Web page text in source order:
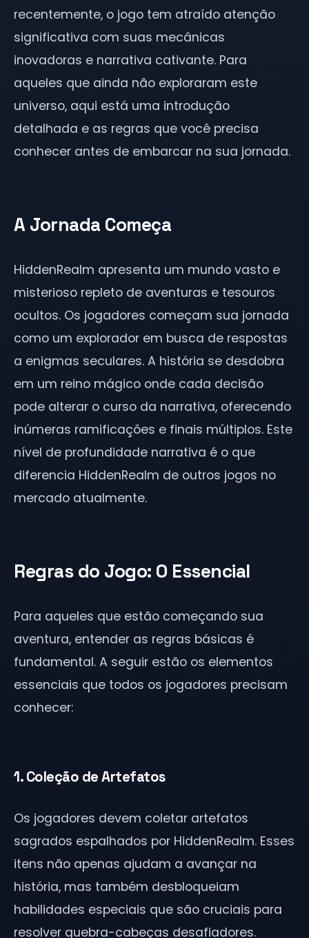
recentemente, o jogo tem atraído atenção
significativa com suas mecânicas
inovadoras e narrativa cativante. Para
aqueles que ainda não exploraram este
universo, aqui está uma introdução
detalhada e as regras que você precisa
conhecer antes de embarcar na sua jornada.
A Jornada Começa
HiddenRealm apresenta um mundo vasto e
misterioso repleto de aventuras e tesouros
ocultos. Os jogadores começam sua jornada
como um explorador em busca de respostas
a enigmas seculares. A história se desdobra
em um reino mágico onde cada decisão
pode alterar o curso da narrativa, oferecendo
inúmeras ramificações e finais múltiplos. Este
nível de profundidade narrativa é o que
diferencia HiddenRealm de outros jogos no
mercado atualmente.
Regras do Jogo: O Essencial
Para aqueles que estão começando sua
aventura, entender as regras básicas é
fundamental. A seguir estão os elementos
essenciais que todos os jogadores precisam
conhecer:
1. Coleção de Artefatos
Os jogadores devem coletar artefatos
sagrados espalhados por HiddenRealm. Esses
itens não apenas ajudam a avançar na
história, mas também desbloqueiam
habilidades especiais que são cruciais para
resolver quebra-cabeças desafiadores.